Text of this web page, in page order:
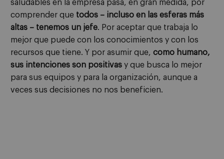
saludables en la empresa pasa, en gran medida, por
comprender que todos – incluso en las esferas más
altas – tenemos un jefe. Por aceptar que trabaja lo
mejor que puede con los conocimientos y con los
recursos que tiene. Y por asumir que, como humano,
sus intenciones son positivas y que busca lo mejor
para sus equipos y para la organización, aunque a
veces sus decisiones no nos beneficien.